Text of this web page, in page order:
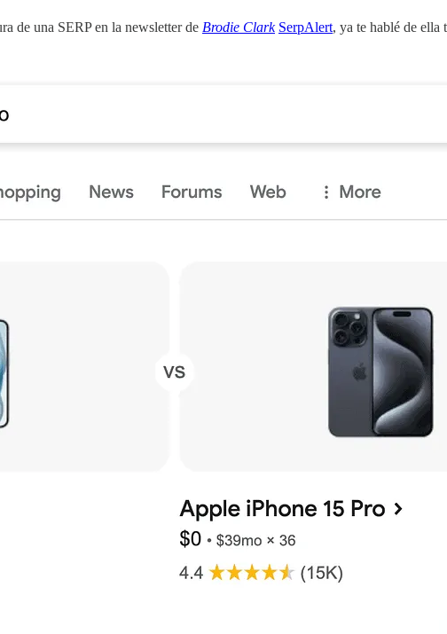
de una SERP en la newsletter de Brodie Clark SerpAlert, ya te hablé de ella